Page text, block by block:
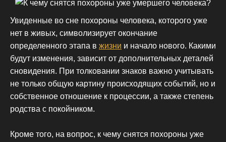
Увиденные во сне похороны человека, которого уже
нет в живых, символизирует окончание
определенного этапа в жизни и начало нового. Какими
будут изменения, зависит от дополнительных деталей
сновидения. При толковании знаков важно учитывать
не только общую картину происходящих событий, но и
собственное отношение к процессии, а также степень
родства с покойником.
Кроме того, на вопрос, к чему снятся похороны уже